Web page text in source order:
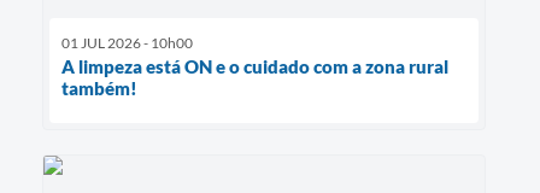
01 JUL 2026 - 10h00
A limpeza está ON e o cuidado com a zona rural
também!